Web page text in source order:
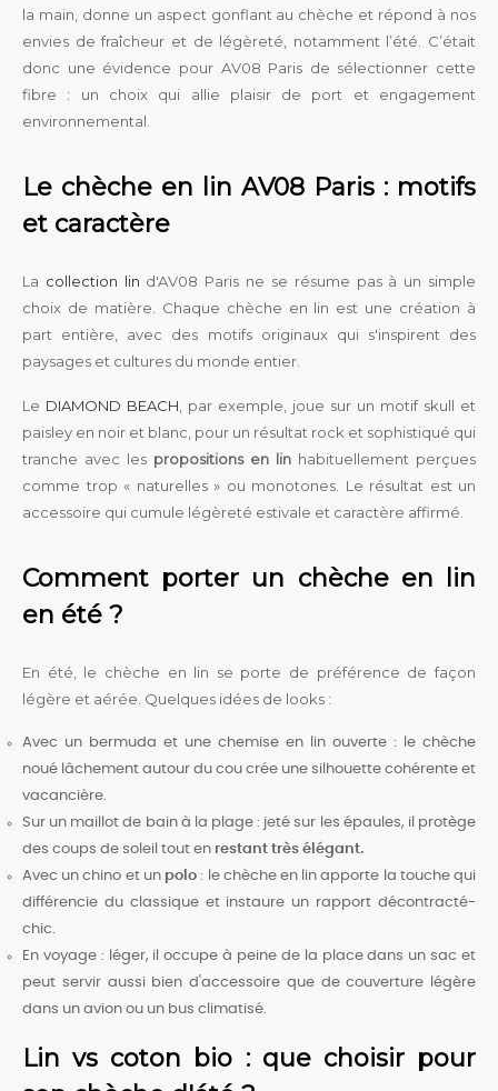
la main, donne un aspect gonflant au chèche et répond à nos
envies de fraîcheur et de légèreté, notamment l’été. C’était
donc une évidence pour AV08 Paris de sélectionner cette
fibre : un choix qui allie plaisir de port et engagement
environnemental.
Le chèche en lin AV08 Paris : motifs
et caractère
La collection lin d'AV08 Paris ne se résume pas à un simple
choix de matière. Chaque chèche en lin est une création à
part entière, avec des motifs originaux qui s'inspirent des
paysages et cultures du monde entier.
Le DIAMOND BEACH , par exemple, joue sur un motif skull et
paisley en noir et blanc, pour un résultat rock et sophistiqué qui
tranche avec les propositions en lin habituellement perçues
comme trop « naturelles » ou monotones. Le résultat est un
accessoire qui cumule légèreté estivale et caractère affirmé.
Comment porter un chèche en lin
en été ?
En été, le chèche en lin se porte de préférence de façon
légère et aérée. Quelques idées de looks :
Avec un bermuda et une chemise en lin ouverte : le chèche
noué lâchement autour du cou crée une silhouette cohérente et
vacancière.
Sur un maillot de bain à la plage : jeté sur les épaules, il protège
des coups de soleil tout en restant très élégant.
Avec un chino et un polo : le chèche en lin apporte la touche qui
différencie du classique et instaure un rapport décontracté-
chic.
En voyage : léger, il occupe à peine de la place dans un sac et
peut servir aussi bien d'accessoire que de couverture légère
dans un avion ou un bus climatisé.
Lin vs coton bio : que choisir pour